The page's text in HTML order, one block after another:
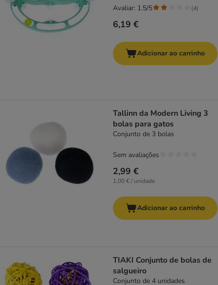
6,19 €
Avaliar: 1.5/5 (4)
Adicionar ao carrinho
Tallinn da Modern Living 3
bolas para gatos
Conjunto de 3 bolas
2,99 €
1,00 € / unidade
Sem avaliações
Adicionar ao carrinho
TIAKI Conjunto de bolas de
salgueiro
Conjunto de 4 unidades